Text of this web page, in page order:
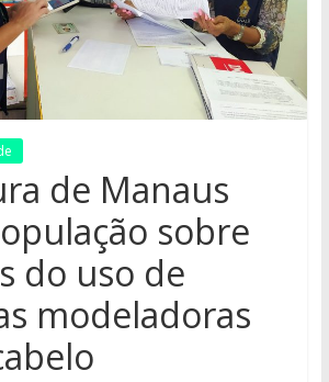
de Manaus
sobre
do uso de
modeladoras